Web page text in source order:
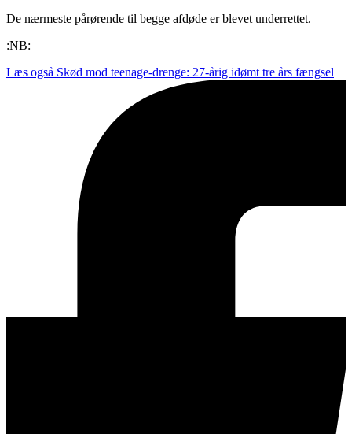
De nærmeste pårørende til begge afdøde er blevet underrettet.
:NB:
Læs også Skød mod teenage-drenge: 27-årig idømt tre års fængsel